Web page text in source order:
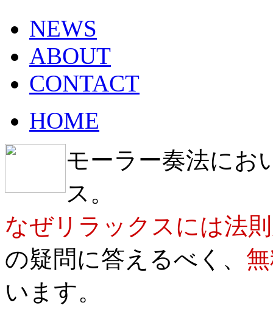
NEWS
ABOUT
CONTACT
HOME
モーラー奏法にお
ス。
なぜリラックスには法
の疑問に答えるべく、
います。